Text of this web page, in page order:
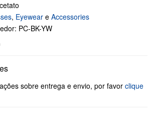
, Eyewear e Accessories
PC-BK-YW
sobre entrega e envio, por favor clique